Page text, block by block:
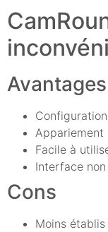
Avantages
Facile à
Interface
Cons
Moins